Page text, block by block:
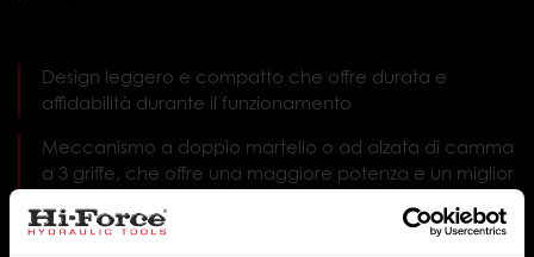
Design leggero e compatto che offre durata e
affidabilità durante il funzionamento
Meccanismo a doppio martello o ad alzata di camma
a 3 griffe, che offre una maggiore potenza e un miglior
Funzionamento silenzioso e bassi livelli di vibrazioni per